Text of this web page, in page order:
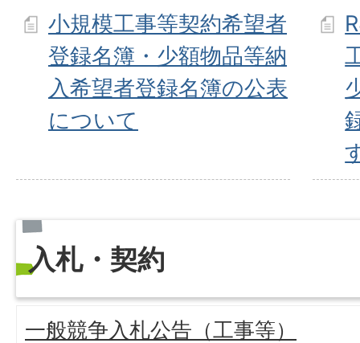
小規模工事等契約希望者
登録名簿・少額物品等納
入希望者登録名簿の公表
について
入札・契約
一般競争入札公告（工事等）